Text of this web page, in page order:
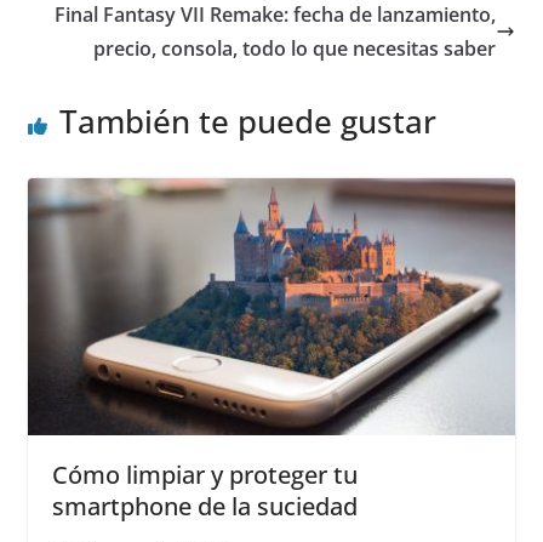
Final Fantasy VII Remake: fecha de lanzamiento,
precio, consola, todo lo que necesitas saber
También te puede gustar
Cómo limpiar y proteger tu
smartphone de la suciedad